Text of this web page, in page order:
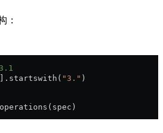
：
].startswith( "3." )